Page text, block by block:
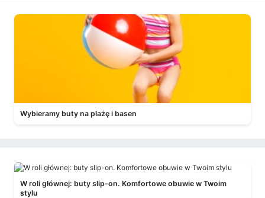
Wybieramy buty na plażę i basen
W roli głównej: buty slip-on. Komfortowe obuwie w Twoim
stylu